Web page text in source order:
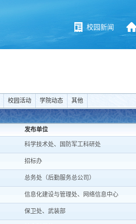
校园新闻
校园活动 学院动态 其他
发布单位
科学技术处、国防军工科研处
招标办
总务处（后勤服务总公司）
信息化建设与管理处、网络信息中心
保卫处、武装部